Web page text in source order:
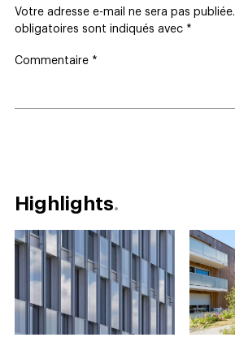
Votre adresse e-mail ne sera pas publiée.
obligatoires sont indiqués avec *
Commentaire *
Highlights